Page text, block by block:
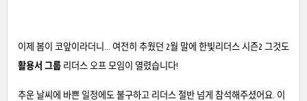
이제 봄이 코앞이라더니... 여전히 추웠던 2월 말에 한빛리더스 시즌2 그것도
활용서 그룹 리더스 오프 모임이 열렸습니다!
추운 날씨에 바쁜 일정에도 불구하고 리더스 절반 넘게 참석해주셨어요. 이